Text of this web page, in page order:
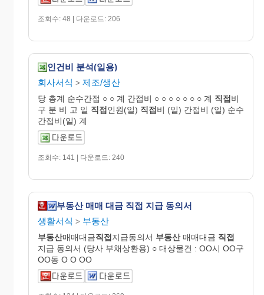
조회수: 48 | 다운로드: 206
인건비 분석(일용)
회사서식 > 제조/생산
당 총계 순수간접 ○ ○ 계 간접비 ○ ○ ○ ○ ○ ○ ○ 계 직접비
구 분 비 고 일 직접인원(일) 직접비 (일) 간접비 (일) 순수
간접비(일) 계
조회수: 141 | 다운로드: 240
부동산 매매 대금 직접 지급 동의서
생활서식 > 부동산
부동산매매대금직접지급동의서 부동산매매대금 직접
지급 동의서 (당사 부채상환용) ○ 대상물건 : OO시 OO구
OO동 O O OO